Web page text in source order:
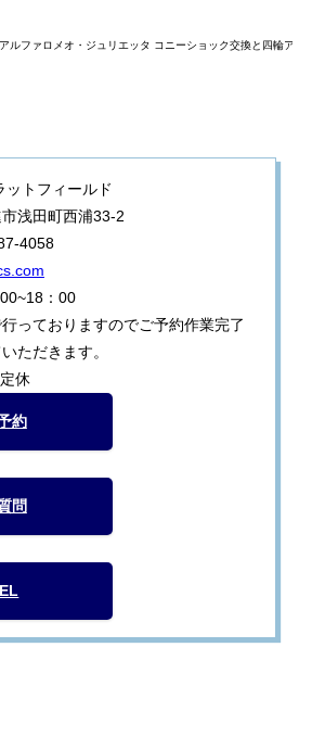
アルファロメオ・ジュリエッタ コニーショック交換と四輪アラ
ットフィールド
浅田町西浦33-2
4058
：00
っておりますのでご予約作業完了
ただきます。
休
約
問